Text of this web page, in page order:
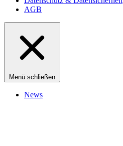
AGB
Menü schließen
News